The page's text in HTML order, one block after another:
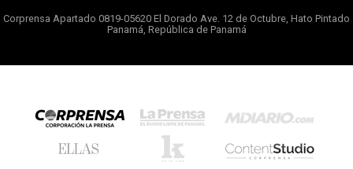
Corprensa Apartado 0819-05620 El Dorado Ave. 12 de Octubre, Hato Pintado
Panamá, República de Panamá